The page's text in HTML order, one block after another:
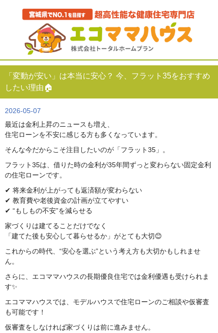
「変動が安い」は本当に安心？ 今、フラット35をおすすめ
したい理由🏠
2026-05-07
最近は金利上昇のニュースも増え、
住宅ローンを不安に感じる方も多くなっています。
そんな今だからこそ注目したいのが「フラット35」。
フラット35は、借りた時の金利が35年間ずっと変わらない固定金利
の住宅ローンです。
✔ 将来金利が上がっても返済額が変わらない
✔ 教育費や老後資金の計画が立てやすい
✔ “もしもの不安”を減らせる
家づくりは建てることだけでなく
「建てた後も安心して暮らせるか」がとても大切😊
これからの時代、“安心を選ぶ”という考え方も大切かもしれませ
ん。
さらに、エコママハウスの長期優良住宅では金利優遇も受けられま
す✨
エコママハウスでは、モデルハウスで住宅ローンのご相談や仮審査
も可能です！
仮審査をしなければ家づくりは前に進みません。